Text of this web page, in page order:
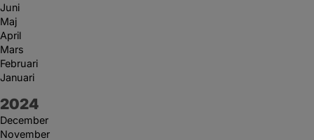
Juni
Maj
April
Mars
Februari
Januari
År:
2024
December
November